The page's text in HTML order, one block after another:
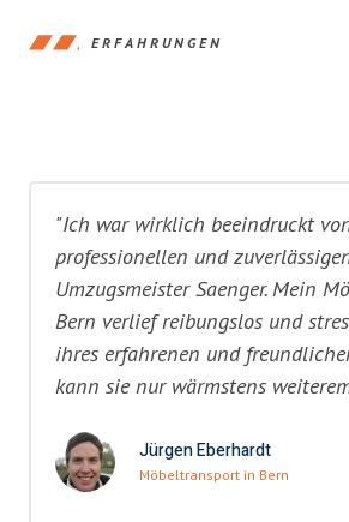
ERFAHRUNGEN
"Ich war wirklich beeindruckt
professionellen und
Umzugsmeister Saenger. Mein
Bern verlief reibungslos und
ihres erfahrenen und
kann sie nur wärmstens
Jürgen Eberhardt
Möbeltransport in Bern